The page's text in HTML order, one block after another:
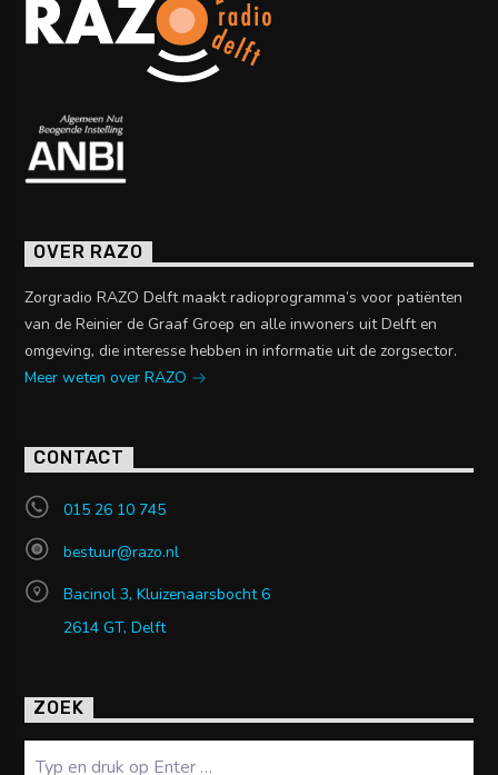
OVER RAZO
Zorgradio RAZO Delft maakt radioprogramma’s voor patiënten
van de Reinier de Graaf Groep en alle inwoners uit Delft en
omgeving, die interesse hebben in informatie uit de zorgsector.
Meer weten over RAZO
CONTACT
015 26 10 745
bestuur@razo.nl
Bacinol 3, Kluizenaarsbocht 6
2614 GT, Delft
ZOEK